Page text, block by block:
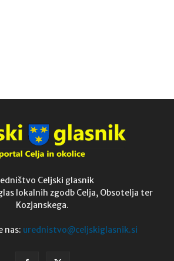
Celjski glasnik
lokalnih zgodb Celja, Obsotelja ter
Kozjanskega.
nas: urednistvo@celjskiglasnik.si